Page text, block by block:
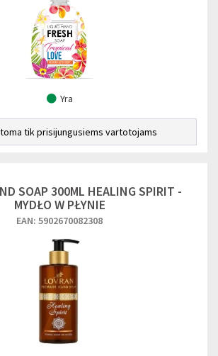
Yra
tik prisijungusiems vartotojams
SOAP 300ML HEALING SPIRIT -
MYDŁO W PŁYNIE
EAN: 5902670082308